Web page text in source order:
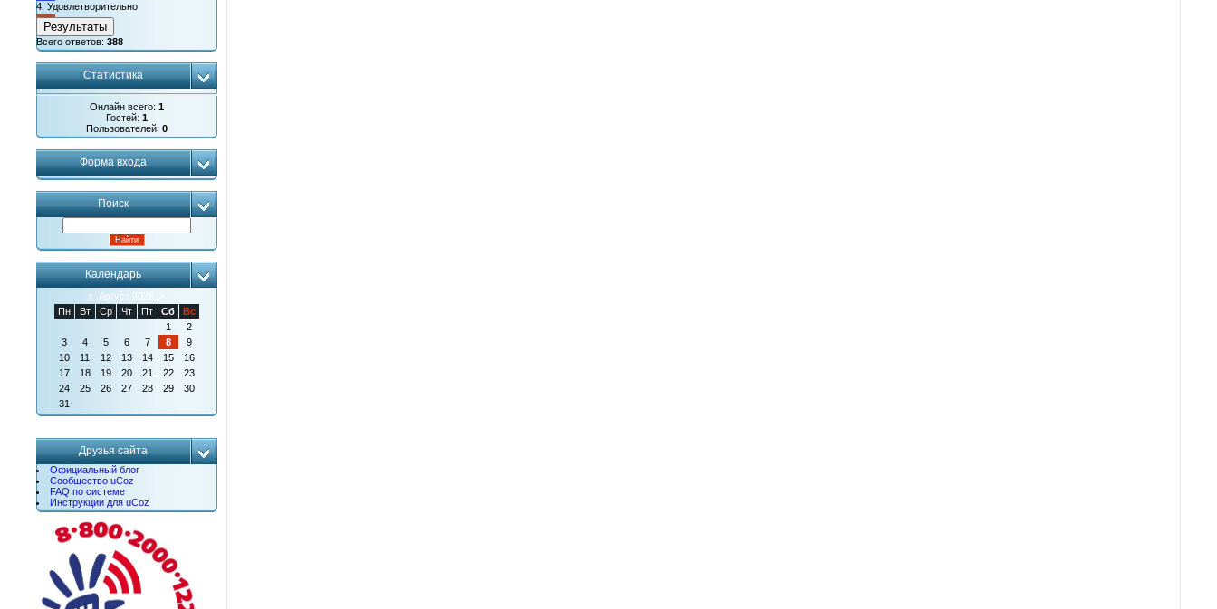
4. Удовлетворительно
Результаты
Всего ответов: 388
Статистика
Онлайн всего: 1
Гостей: 1
Пользователей: 0
Форма входа
Поиск
Календарь
« Август 2026
Пн
Вт Ср Чт Пт Сб
Вс
1
2
3
4 5 6 7 8
9
10
11 12 13 14 15
16
17
18 19 20 21 22
23
24
25 26 27 28 29
30
31
Друзья сайта
Официальный блог
Сообщество uCoz
FAQ по системе
Инструкции для uCoz